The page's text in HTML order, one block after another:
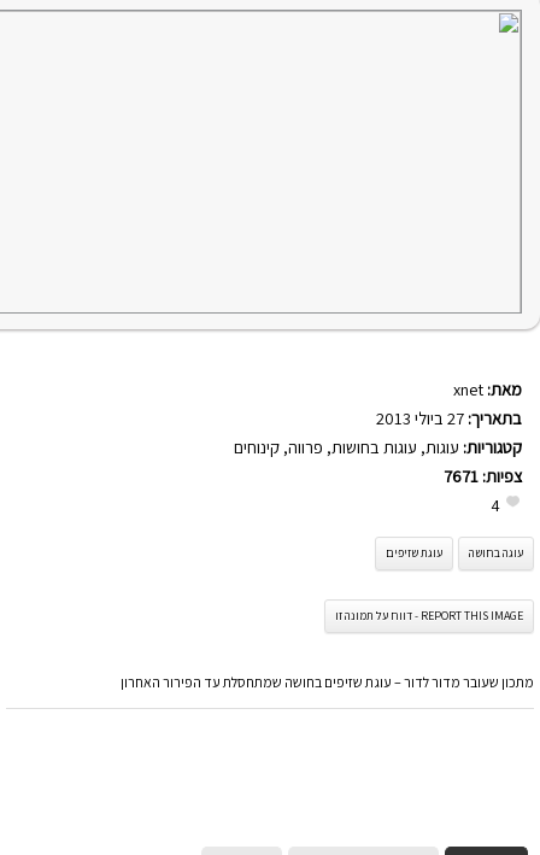
מאת: xnet
בתאריך:
קטגוריות: עוגות, עוגות בחושות, פרווה, קינוחים
צפיות: 7671
4
עוגה בחושה עוגת שזיפים
REPORT THIS IMAGE - דווח על תמונה זו
מתכון שעובר מדור לדור – עוגת שזיפים בחושה שמתחסלת עד הפירור האחרון